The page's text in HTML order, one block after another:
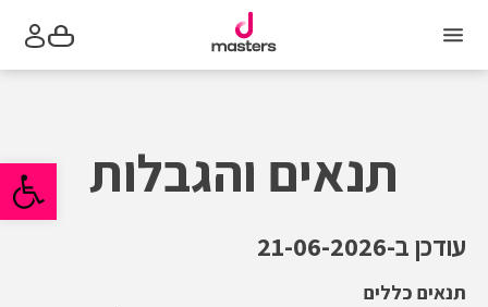
פתח
הקניות
תנאים והגבלות
עודכן ב-21-06-2026
תנאים כללים